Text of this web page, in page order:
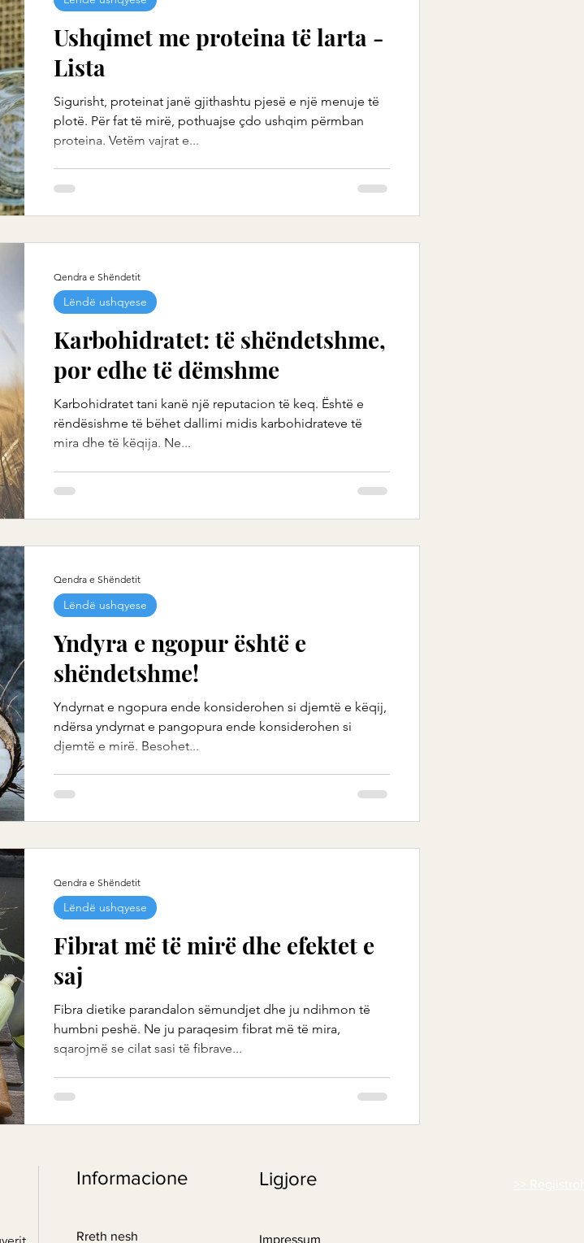
Ushqimet me proteina të larta -
Lista
Sigurisht, proteinat janë gjithashtu pjesë e një menuje të
plotë. Për fat të mirë, pothuajse çdo ushqim përmban
proteina. Vetëm vajrat e...
Karbohidratet: të shëndetshme,
por edhe të dëmshme
Karbohidratet tani kanë një reputacion të keq. Është e
rëndësishme të bëhet dallimi midis karbohidrateve të
mira dhe të këqija. Ne...
Lëndë ushqyese
Qendra e Shëndetit
Yndyra e ngopur është e
shëndetshme!
Yndyrnat e ngopura ende konsiderohen si djemtë e këqij,
ndërsa yndyrnat e pangopura ende konsiderohen si
djemtë e mirë. Besohet...
Lëndë ushqyese
Qendra e Shëndetit
Fibrat më të mirë dhe efektet e
saj
Fibra dietike parandalon sëmundjet dhe ju ndihmon të
humbni peshë. Ne ju paraqesim fibrat më të mira,
sqarojmë se cilat sasi të fibrave...
Lëndë ushqyese
Qendra e Shëndetit
Informacione
Rreth nesh
Ligjore
Impressum